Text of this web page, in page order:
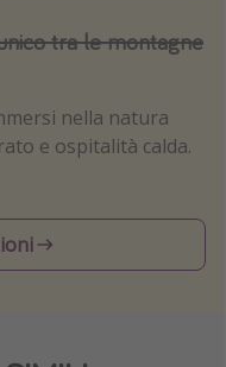
tra le montagne
nella natura
e ospitalità calda.